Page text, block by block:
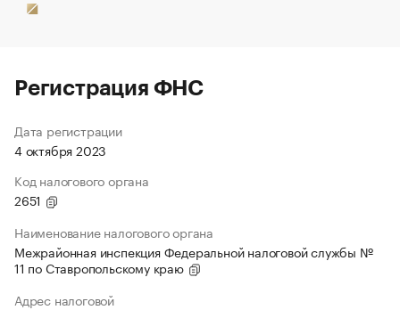
Регистрация ФНС
Дата регистрации
4 октября 2023
Код налогового органа
2651
Наименование налогового органа
Межрайонная инспекция Федеральной налоговой службы №
11 по Ставропольскому краю
Адрес налоговой